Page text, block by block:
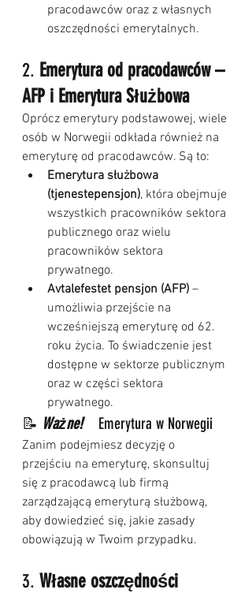
pracodawców oraz z własnych
oszczędności emerytalnych.
2. Emerytura od pracodawców –
AFP i Emerytura Służbowa
Oprócz emerytury podstawowej, wiele
osób w Norwegii odkłada również na
emeryturę od pracodawców. Są to:
Emerytura służbowa
(tjenestepensjon), która obejmuje
wszystkich pracowników sektora
publicznego oraz wielu
pracowników sektora
prywatnego.
Avtalefestet pensjon (AFP) –
umożliwia przejście na
wcześniejszą emeryturę od 62.
roku życia. To świadczenie jest
dostępne w sektorze publicznym
oraz w części sektora
prywatnego.
📝 Ważne! Emerytura w Norwegii
Zanim podejmiesz decyzję o
przejściu na emeryturę, skonsultuj
się z pracodawcą lub firmą
zarządzającą emeryturą służbową,
aby dowiedzieć się, jakie zasady
obowiązują w Twoim przypadku.
3. Własne oszczędności